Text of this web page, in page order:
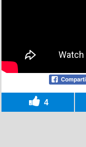
4